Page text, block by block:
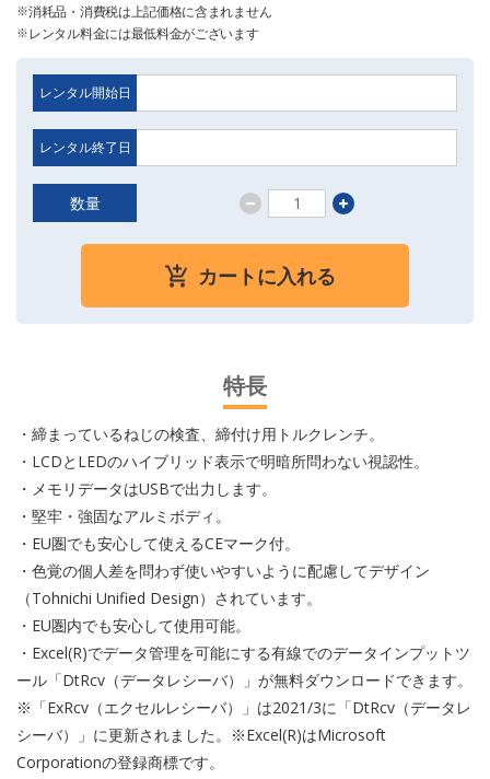
消耗品・消費税は上記価格に含まれません
レンタル料金には最低料金がございます
レンタル開始日
レンタル終了日
数量
カートに入れる
特長
・締まっているねじの検査、締付け用トルクレンチ。
・LCDとLEDのハイブリッド表示で明暗所問わない視認性。
・メモリデータはUSBで出力します。
・堅牢・強固なアルミボディ。
・EU圏でも安心して使えるCEマーク付。
・色覚の個人差を問わず使いやすいように配慮してデザイン
（Tohnichi Unified Design）されています。
・EU圏内でも安心して使用可能。
・Excel(R)でデータ管理を可能にする有線でのデータインプットツ
ール「DtRcv（データレシーバ）」が無料ダウンロードできます。
※「ExRcv（エクセルレシーバ）」は2021/3に「DtRcv（データレ
シーバ）」に更新されました。※Excel(R)はMicrosoft
Corporationの登録商標です。